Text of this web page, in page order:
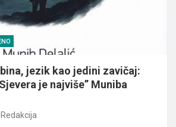
jezik kao jedini zavičaj:
je najviše” Muniba
Redakcija